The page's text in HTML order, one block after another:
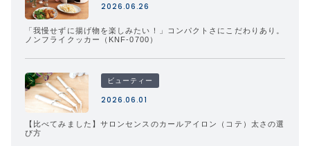
2026.06.26
「我慢せずに揚げ物を楽しみたい！」コンパクトさにこだわりあり。
ノンフライクッカー（KNF-0700）
ビューティー
2026.06.01
【比べてみました】サロンセンスのカールアイロン（コテ）太さの選
び方